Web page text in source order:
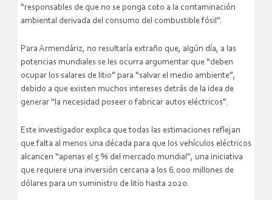
“responsables de que no se ponga coto a la contaminación
ambiental derivada del consumo del combustible fósil”.
Para Armendáriz, no resultaría extraño que, algún día, a las
potencias mundiales se les ocurra argumentar que “deben
ocupar los salares de litio” para “salvar el medio ambiente”,
debido a que existen muchos intereses detrás de la idea de
generar “la necesidad poseer o fabricar autos eléctricos”.
Este investigador explica que todas las estimaciones reflejan
que falta al menos una década para que los vehículos eléctricos
alcancen “apenas el 5 % del mercado mundial”, una iniciativa
que requiere una inversión cercana a los 6.000 millones de
dólares para un suministro de litio hasta 2020.